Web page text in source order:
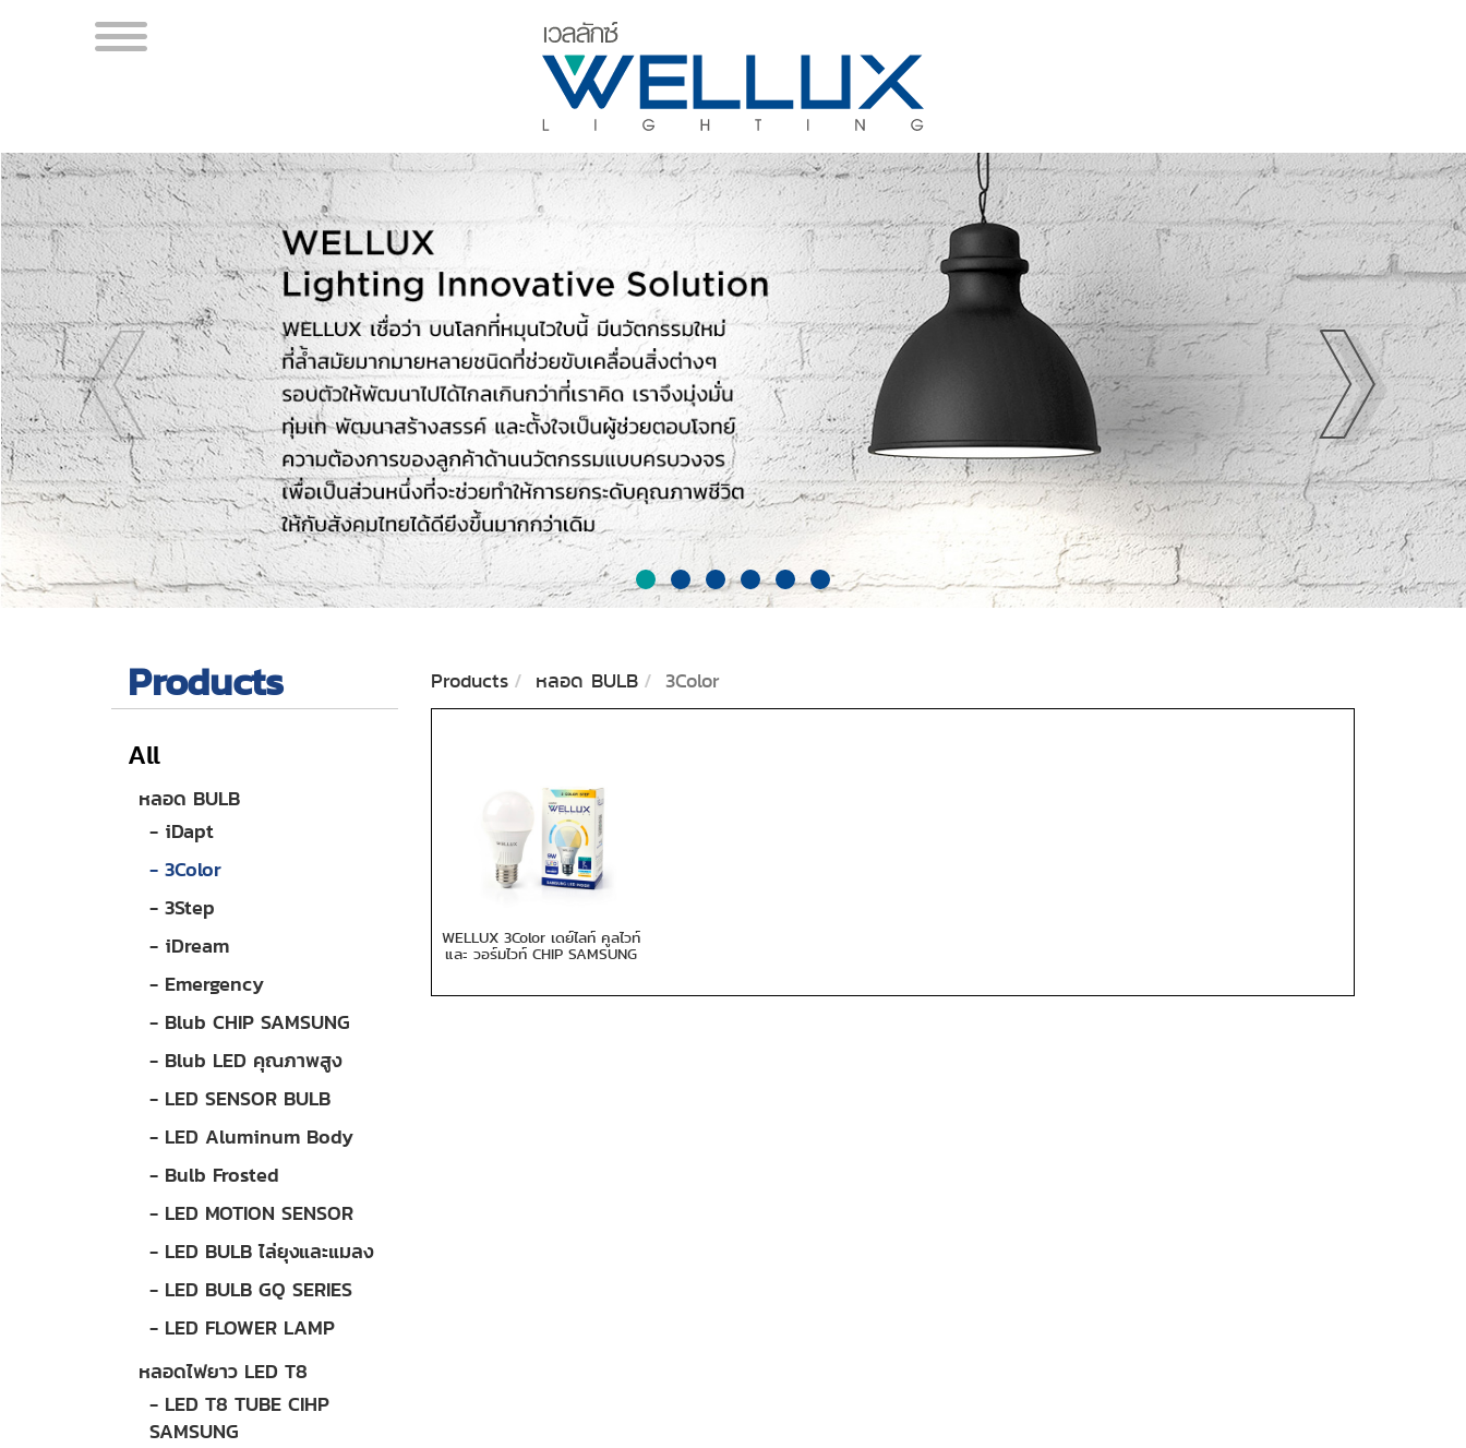
Products
All
หลอด BULB
- iDapt
- 3Color
- 3Step
- iDream
- Emergency
- Blub CHIP SAMSUNG
- Blub LED คุณภาพสูง
- LED SENSOR BULB
- LED Aluminum Body
- Bulb Frosted
- LED MOTION SENSOR
- LED BULB ไล่ยุงและแมลง
- LED BULB GQ SERIES
- LED FLOWER LAMP
หลอดไฟยาว LED T8
- LED T8 TUBE CIHP
SAMSUNG
Products หลอด BULB 3Color
WELLUX 3Color เดย์ไลท์ คูลไวท์
และ วอร์มไวท์ CHIP SAMSUNG